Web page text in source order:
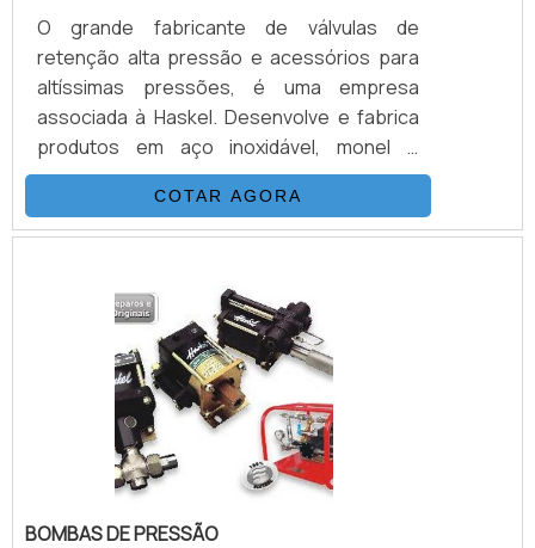
O grande fabricante de válvulas de
retenção alta pressão e acessórios para
altíssimas pressões, é uma empresa
associada à Haskel. Desenvolve e fabrica
produtos em aço inoxidável, monel e
hasteloy, seus principais ítens são válvulas
esfera, agulha, retenção, tubos conexões
e niple. Também fornece equipamentos
conexões. Suas principais aplicações são
sistemas hidráulicos, equipamentos e
sistemas para gases e aplicações para
Sub-Sea.VANTAGENS BÁSICAS SOBRE O
COTAR AGORA
BOMBAS DE PRESSÃO